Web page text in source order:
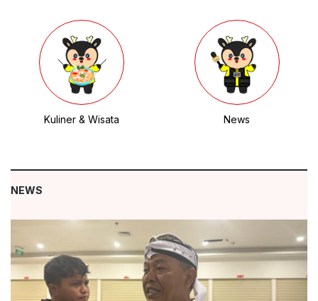
Kuliner & Wisata News
NEWS